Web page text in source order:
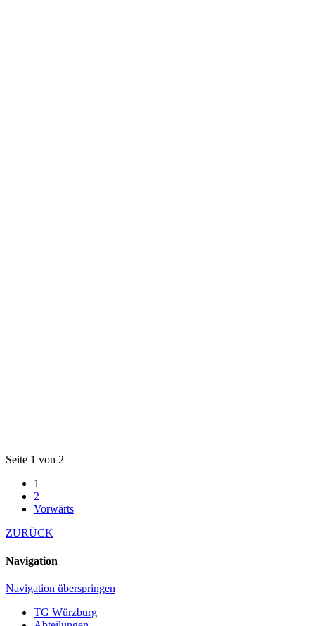
Seite 1 von 2
1
2
Vorwärts
ZURÜCK
Navigation
Navigation überspringen
TG Würzburg